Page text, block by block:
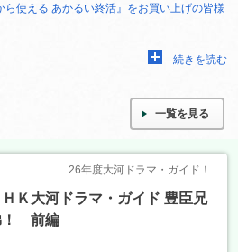
ら使える あかるい終活』をお買い上げの皆様
続きを読む
一覧を見る
26年度大河ドラマ・ガイド！
ＨＫ大河ドラマ・ガイド 豊臣兄
！ 前編